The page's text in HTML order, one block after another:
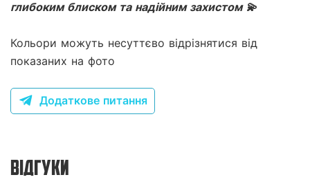
глибоким блиском та надійним захистом 💫
Кольори можуть несуттєво відрізнятися від
показаних на фото
Додаткове питання
ВІДГУКИ